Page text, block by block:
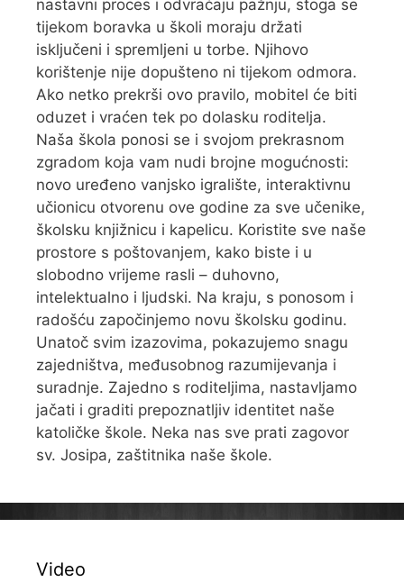
nastavni proces i odvraćaju pažnju, stoga se
tijekom boravka u školi moraju držati
isključeni i spremljeni u torbe. Njihovo
korištenje nije dopušteno ni tijekom odmora.
Ako netko prekrši ovo pravilo, mobitel će biti
oduzet i vraćen tek po dolasku roditelja.
Naša škola ponosi se i svojom prekrasnom
zgradom koja vam nudi brojne mogućnosti:
novo uređeno vanjsko igralište, interaktivnu
učionicu otvorenu ove godine za sve učenike,
školsku knjižnicu i kapelicu. Koristite sve naše
prostore s poštovanjem, kako biste i u
slobodno vrijeme rasli – duhovno,
intelektualno i ljudski. Na kraju, s ponosom i
radošću započinjemo novu školsku godinu.
Unatoč svim izazovima, pokazujemo snagu
zajedništva, međusobnog razumijevanja i
suradnje. Zajedno s roditeljima, nastavljamo
jačati i graditi prepoznatljiv identitet naše
katoličke škole. Neka nas sve prati zagovor
sv. Josipa, zaštitnika naše škole.
Video